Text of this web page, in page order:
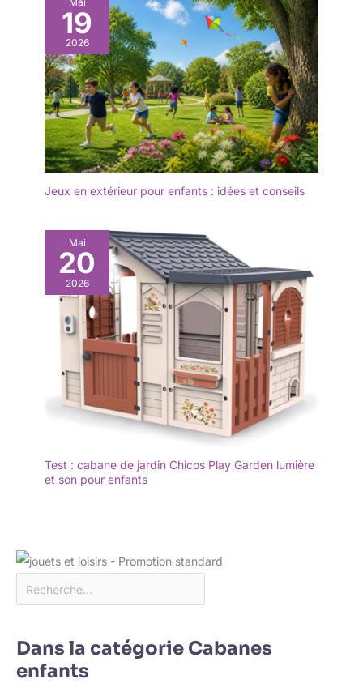
19
2026
Jeux en extérieur pour enfants : idées et conseils
Mai
20
2026
Test : cabane de jardin Chicos Play Garden lumière
et son pour enfants
Dans la catégorie Cabanes
enfants